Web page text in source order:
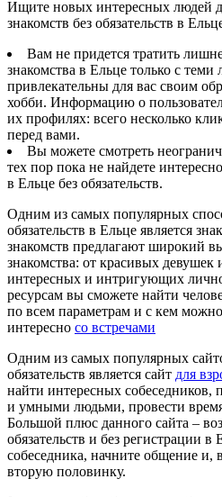
Ищите новых интересных людей
знакомств без обязательств в
Вам не придется тратить
знакомства в Ельце только с
привлекательны для вас своим
хобби. Информацию о
их профилях: всего несколько
перед вами.
Вы можете смотреть
тех пор пока не найдете
в Ельце без обязательств.
Одним из самых популярных
обязательств в Ельце является
знакомств предлагают широкий
знакомства: от красивых
интересных и интригующих
ресурсам вы сможете найти
по всем параметрам и с кем
интересно со встречами
Одним из самых популярных
обязательств является сайт для
найти интересных собеседников,
и умными людьми, провести
Большой плюс данного сайта –
обязательств и без регистрации
собеседника, начните общение
вторую половинку.